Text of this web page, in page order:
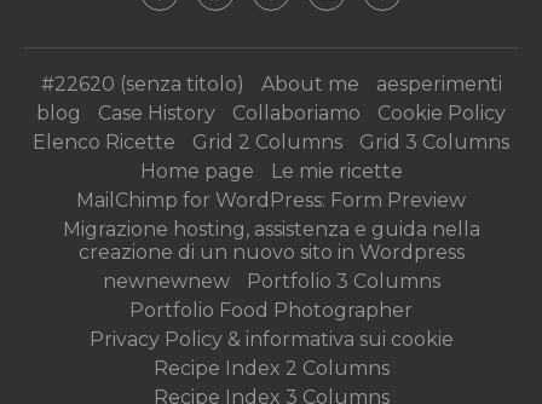
#22620 (senza titolo) About me
aesperimenti
blog
Case History Collaboriamo
Cookie Policy
Elenco Ricette
Grid 2 Columns
Grid 3 Columns
Home page
Le mie ricette
MailChimp for WordPress: Form Preview
Migrazione hosting, assistenza e guida nella
creazione di un nuovo sito in Wordpress
newnewnew
Portfolio 3 Columns
Portfolio Food Photographer
Privacy Policy & informativa sui cookie
Recipe Index 2 Columns
Recipe Index 3 Columns